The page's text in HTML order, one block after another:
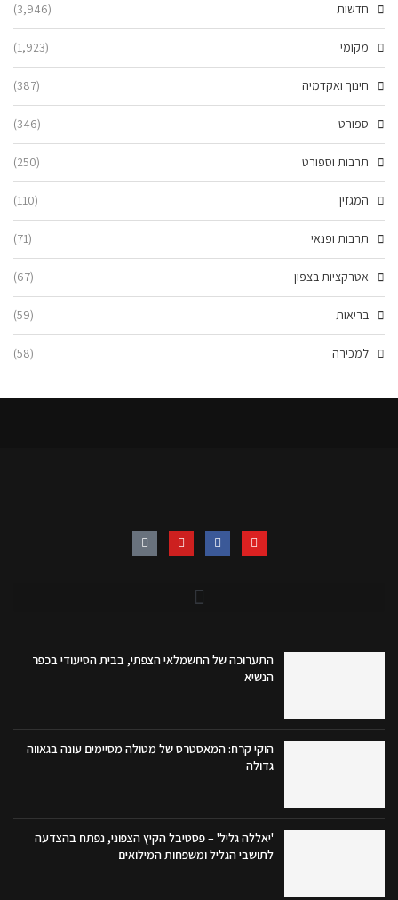
חדשות (3,946)
מקומי (1,923)
חינוך ואקדמיה (387)
ספורט (346)
תרבות וספורט (250)
המגזין (110)
תרבות ופנאי (71)
אטרקציות בצפון (67)
בריאות (59)
למכירה (58)
התערוכה של החשמלאי הצפתי, בבית הסיעודי בכפר
הנשיא
הוקי קרח: המאסטרס של מטולה מסיימים עונה בגאווה
גדולה
'יאללה גליל' – פסטיבל הקיץ הצפוני, נפתח בהצדעה
לתושבי הגליל ומשפחות המילואים